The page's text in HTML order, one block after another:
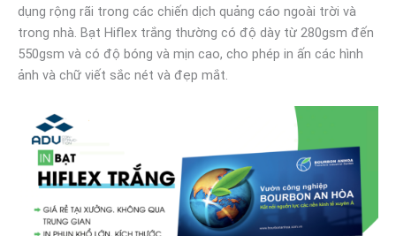
dụng rộng rãi trong các chiến dịch quảng cáo ngoài trời và
trong nhà. Bạt Hiflex trắng thường có độ dày từ 280gsm đến
550gsm và có độ bóng và mịn cao, cho phép in ấn các hình
ảnh và chữ viết sắc nét và đẹp mắt.